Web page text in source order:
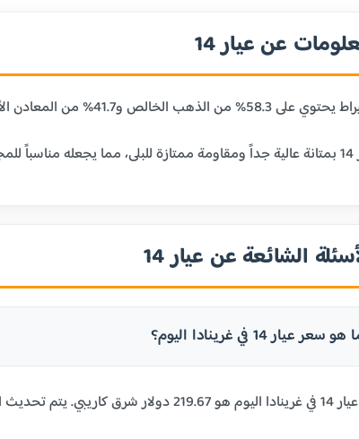
عن عيار 14
الشائعة عن عيار 14
سعر عيار 14 في غرينادا اليوم؟
بشكل يومي بناءً على أسعار السوق العالمية.